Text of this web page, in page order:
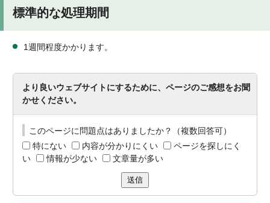
標準的な処理期間
1週間程度かかります。
より良いウェブサイトにするために、ページのご感想をお聞
かせください。
このページに問題点はありましたか？（複数回答可）
特にない
内容が分かりにくい
ページを探しにく
い
情報が少ない 文章量が多い
送信